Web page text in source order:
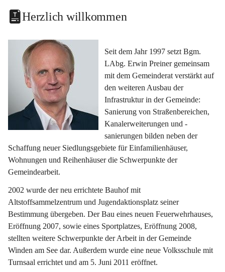
Herzlich willkommen
Seit dem Jahr 1997 setzt Bgm.
LAbg. Erwin Preiner gemeinsam
mit dem Gemeinderat verstärkt auf
den weiteren Ausbau der
Infrastruktur in der Gemeinde:
Sanierung von Straßenbereichen,
Kanalerweiterungen und -
sanierungen bilden neben der
Schaffung neuer Siedlungsgebiete für Einfamilienhäuser,
Wohnungen und Reihenhäuser die Schwerpunkte der
Gemeindearbeit.
2002 wurde der neu errichtete Bauhof mit
Altstoffsammelzentrum und Jugendaktionsplatz seiner
Bestimmung übergeben. Der Bau eines neuen Feuerwehrhauses,
Eröffnung 2007, sowie eines Sportplatzes, Eröffnung 2008,
stellten weitere Schwerpunkte der Arbeit in der Gemeinde
Winden am See dar. Außerdem wurde eine neue Volksschule mit
Turnsaal errichtet und am 5. Juni 2011 eröffnet.